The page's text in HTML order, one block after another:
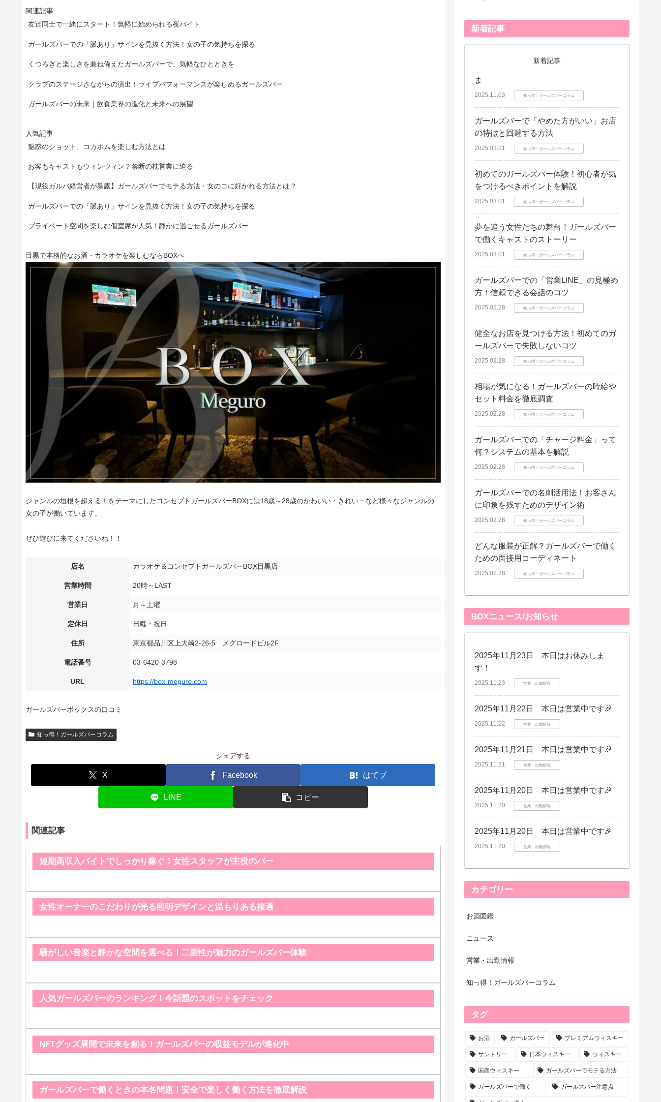
関連記事
友達同士で一緒にスタート！気軽に始められる夜バイト
ガールズバーでの「脈あり」サインを見抜く方法！女の子の気持ちを探る
くつろぎと楽しさを兼ね備えたガールズバーで、気軽なひとときを
クラブのステージさながらの演出！ライブパフォーマンスが楽しめるガールズバー
ガールズバーの未来｜飲食業界の進化と未来への展望
人気記事
魅惑のショット、コカボムを楽しむ方法とは
お客もキャストもウィンウィン？禁断の枕営業に迫る
【現役ガルバ経営者が暴露】ガールズバーでモテる方法・女のコに好かれる方法とは？
ガールズバーでの「脈あり」サインを見抜く方法！女の子の気持ちを探る
プライベート空間を楽しむ個室席が人気！静かに過ごせるガールズバー
目黒で本格的なお酒・カラオケを楽しむならBOXへ
ジャンルの垣根を超える！をテーマにしたコンセプトガールズバーBOXには18歳～28歳のかわいい・きれい・など様々なジャンルの
女の子が働いています。
ぜひ遊びに来てくださいね！！
店名 カラオケ＆コンセプトガールズバーBOX目黒店
営業時間 20時～LAST
営業日 月～土曜
定休日 日曜・祝日
住所 東京都品川区上大崎2-26-5 メグロードビル2F
電話番号 03-6420-3798
URL https://box-meguro.com
ガールズバーボックスの口コミ
知っ得！ガールズバーコラム
シェアする
X Facebook はてブ
LINE コピー
関連記事
短期高収入バイトでしっかり稼ぐ！女性スタッフが主役のバー
女性オーナーのこだわりが光る照明デザインと温もりある接遇
騒がしい音楽と静かな空間を選べる！二面性が魅力のガールズバー体験
人気ガールズバーのランキング！今話題のスポットをチェック
NFTグッズ展開で未来を創る！ガールズバーの収益モデルが進化中
ガールズバーで働くときの本名問題！安全で楽しく働く方法を徹底解説
新着記事
新着記事
ま
2025.11.03 知っ得！ガールズバーコラム
ガールズバーで「やめた方がいい」お店
の特徴と回避する方法
2025.03.01 知っ得！ガールズバーコラム
初めてのガールズバー体験！初心者が気
をつけるべきポイントを解説
2025.03.01 知っ得！ガールズバーコラム
夢を追う女性たちの舞台！ガールズバー
で働くキャストのストーリー
2025.03.01 知っ得！ガールズバーコラム
ガールズバーでの「営業LINE」の見極め
方！信頼できる会話のコツ
2025.02.28 知っ得！ガールズバーコラム
健全なお店を見つける方法！初めてのガ
ールズバーで失敗しないコツ
2025.02.28 知っ得！ガールズバーコラム
相場が気になる！ガールズバーの時給や
セット料金を徹底調査
2025.02.28 知っ得！ガールズバーコラム
ガールズバーでの「チャージ料金」って
何？システムの基本を解説
2025.02.28 知っ得！ガールズバーコラム
ガールズバーでの名刺活用法！お客さん
に印象を残すためのデザイン術
2025.02.28 知っ得！ガールズバーコラム
どんな服装が正解？ガールズバーで働く
ための面接用コーディネート
2025.02.28 知っ得！ガールズバーコラム
BOXニュース/お知らせ
2025年11月23日 本日はお休みしま
す！
2025.11.23 営業・出勤情報
2025年11月22日 本日は営業中です🎉
2025.11.22 営業・出勤情報
2025年11月21日 本日は営業中です🎉
2025.11.21 営業・出勤情報
2025年11月20日 本日は営業中です🎉
2025.11.20 営業・出勤情報
2025年11月20日 本日は営業中です🎉
2025.11.20 営業・出勤情報
カテゴリー
お酒図鑑
ニュース
営業・出勤情報
知っ得！ガールズバーコラム
タグ
お酒 ガールズバー プレミアムウィスキー
サントリー 日本ウィスキー ウィスキー
国産ウィスキー ガールズバーでモテる方法
ガールズバーで働く ガールズバー注意点